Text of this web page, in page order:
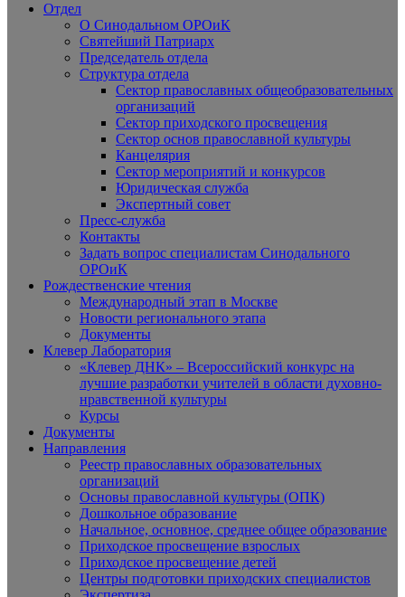
Отдел
О Синодальном ОРОиК
Святейший Патриарх
Председатель отдела
Структура отдела
Сектор православных общеобразовательных
организаций
Сектор приходского просвещения
Сектор основ православной культуры
Канцелярия
Сектор мероприятий и конкурсов
Юридическая служба
Экспертный совет
Пресс-служба
Контакты
Задать вопрос специалистам Синодального
ОРОиК
Рождественские чтения
Международный этап в Москве
Новости регионального этапа
Документы
Клевер Лаборатория
«Клевер ДНК» – Всероссийский конкурс на
лучшие разработки учителей в области духовно-
нравственной культуры
Курсы
Документы
Направления
Реестр православных образовательных
организаций
Основы православной культуры (ОПК)
Дошкольное образование
Начальное, основное, среднее общее образование
Приходское просвещение взрослых
Приходское просвещение детей
Центры подготовки приходских специалистов